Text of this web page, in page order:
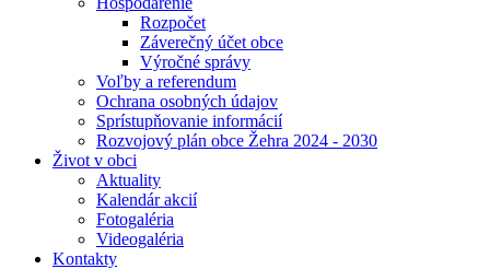
Rozpočet
Záverečný účet obce
Výročné správy
Voľby a referendum
Ochrana osobných údajov
Sprístupňovanie informácií
Rozvojový plán obce Žehra 2024 - 2030
Život v obci
Aktuality
Kalendár akcií
Fotogaléria
Videogaléria
Kontakty